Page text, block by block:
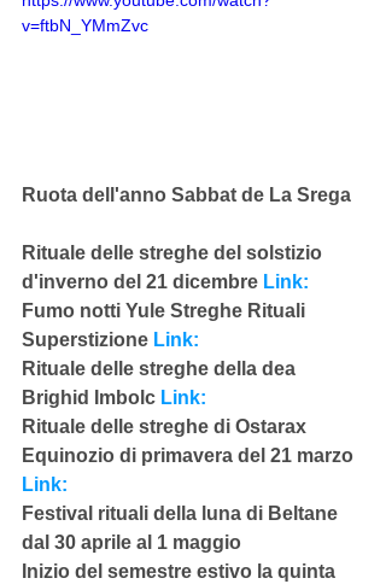
v=ftbN_YMmZvc
Ruota dell'anno Sabbat de La Srega
Rituale delle streghe del solstizio
d'inverno del 21 dicembre Link:
Fumo notti Yule Streghe Rituali
Superstizione Link:
Rituale delle streghe della dea
Brighid Imbolc Link:
Rituale delle streghe di Ostarax
Equinozio di primavera del 21 marzo
Link:
Festival rituali della luna di Beltane
dal 30 aprile al 1 maggio
Inizio del semestre estivo la quinta